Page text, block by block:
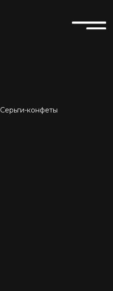
Серьги-конфеты